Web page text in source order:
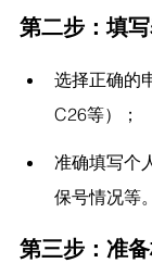
第二步：填
选择正确的
C26等）；
准确填写个
保号情况等。
第三步：准